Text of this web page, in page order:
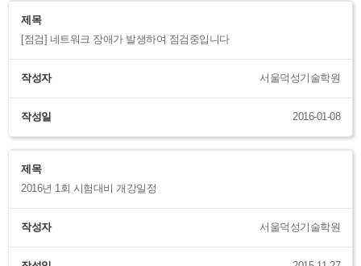
제목
[점검] 네트워크 장애가 발생하여 점검중입니다
작성자 서울덕성기술학원
작성일 2016-01-08
제목
2016년 1회 시험대비 개강일정
작성자 서울덕성기술학원